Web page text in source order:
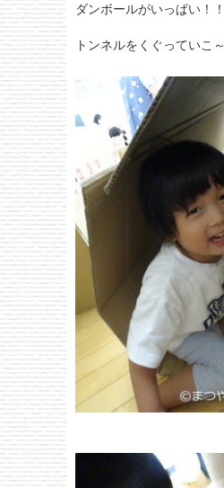
ダンボールがいっぱい！！
トンネルをくぐっていこ～